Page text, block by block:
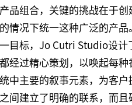
品组合，关键的挑战在于
情况下统一这种广泛的产品。
目标，Jo Cutri Studio设计
经过精心策划，以唤起每种
中主要的叙事元素，为客
间建立了明确的联系，而